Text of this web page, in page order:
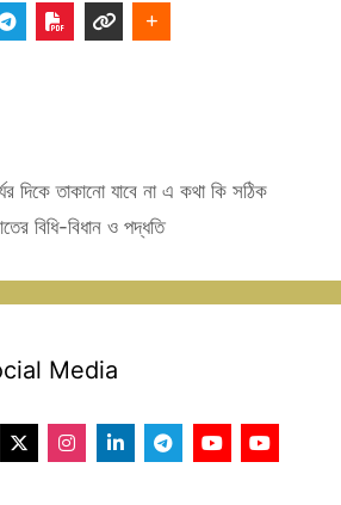
দিকে তাকানো যাবে না এ কথা কি সঠিক
বিধি-বিধান ও পদ্ধতি
Media